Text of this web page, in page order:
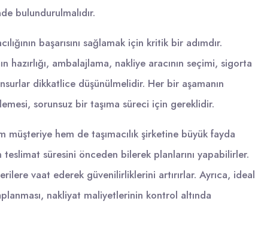
bulundurulmalıdır.
başarısını sağlamak için kritik bir adımdır.
hazırlığı, ambalajlama, nakliye aracının seçimi, sigorta
dikkatlice düşünülmelidir. Her bir aşamanın
sorunsuz bir taşıma süreci için gereklidir.
müşteriye hem de taşımacılık şirketine büyük fayda
teslimat süresini önceden bilerek planlarını yapabilirler.
vaat ederek güvenilirliklerini artırırlar. Ayrıca, ideal
nakliyat maliyetlerinin kontrol altında